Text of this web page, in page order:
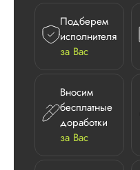
Подберем
исполнителя
за Вас
Вносим
бесплатные
доработки
за Вас